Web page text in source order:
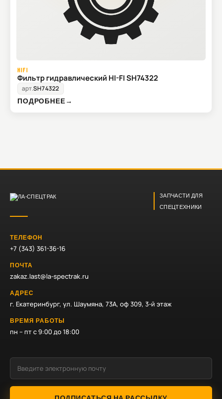
HIFI
Фильтр гидравлический HI-FI SH74322
арт.SH74322
ПОДРОБНЕЕ→
ЗАПЧАСТИ ДЛЯ
СПЕЦТЕХНИКИ
ТЕЛЕФОН
+7 (343) 361-36-16
ПОЧТА
zakaz.last@la-spectrak.ru
АДРЕС
г. Екатеринбург, ул. Шаумяна, 73А, оф 309, 3-й этаж
ВРЕМЯ РАБОТЫ
пн – пт с 9:00 до 18:00